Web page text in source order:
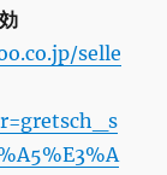
selle